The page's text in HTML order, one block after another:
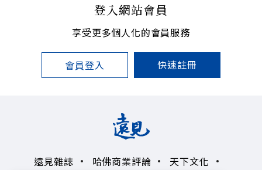
登入網站會員
享受更多個人化的會員服務
會員登入 快速註冊
遠見雜誌 哈佛商業評論
天下文化